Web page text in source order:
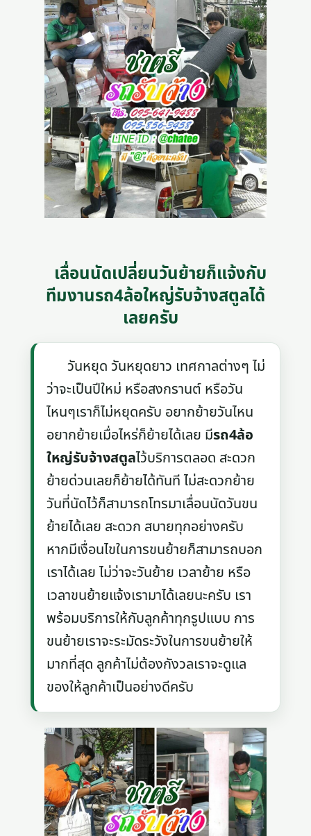
เลื่อนนัดเปลี่ยนวันย้ายก็แจ้งกับ
ทีมงานรถ4ล้อใหญ่รับจ้างสตูลได้
เลยครับ
วันหยุด วันหยุดยาว เทศกาลต่างๆ ไม่
ว่าจะเป็นปีใหม่ หรือสงกรานต์ หรือวัน
ไหนๆเราก็ไม่หยุดครับ อยากย้ายวันไหน
อยากย้ายเมื่อไหร่ก็ย้ายได้เลย มีรถ4ล้อ
ใหญ่รับจ้างสตูลไว้บริการตลอด สะดวก
ย้ายด่วนเลยก็ย้ายได้ทันที ไม่สะดวกย้าย
วันที่นัดไว้ก็สามารถโทรมาเลื่อนนัดวันขน
ย้ายได้เลย สะดวก สบายทุกอย่างครับ
หากมีเงื่อนไขในการขนย้ายก็สามารถบอก
เราได้เลย ไม่ว่าจะวันย้าย เวลาย้าย หรือ
เวลาขนย้ายแจ้งเรามาได้เลยนะครับ เรา
พร้อมบริการให้กับลูกค้าทุกรูปแบบ การ
ขนย้ายเราจะระมัดระวังในการขนย้ายให้
มากที่สุด ลูกค้าไม่ต้องกังวลเราจะดูแล
ของให้ลูกค้าเป็นอย่างดีครับ